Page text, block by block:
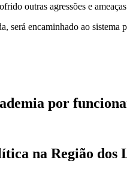
outras agressões e
será encaminhado ao sistema
por
na Região dos